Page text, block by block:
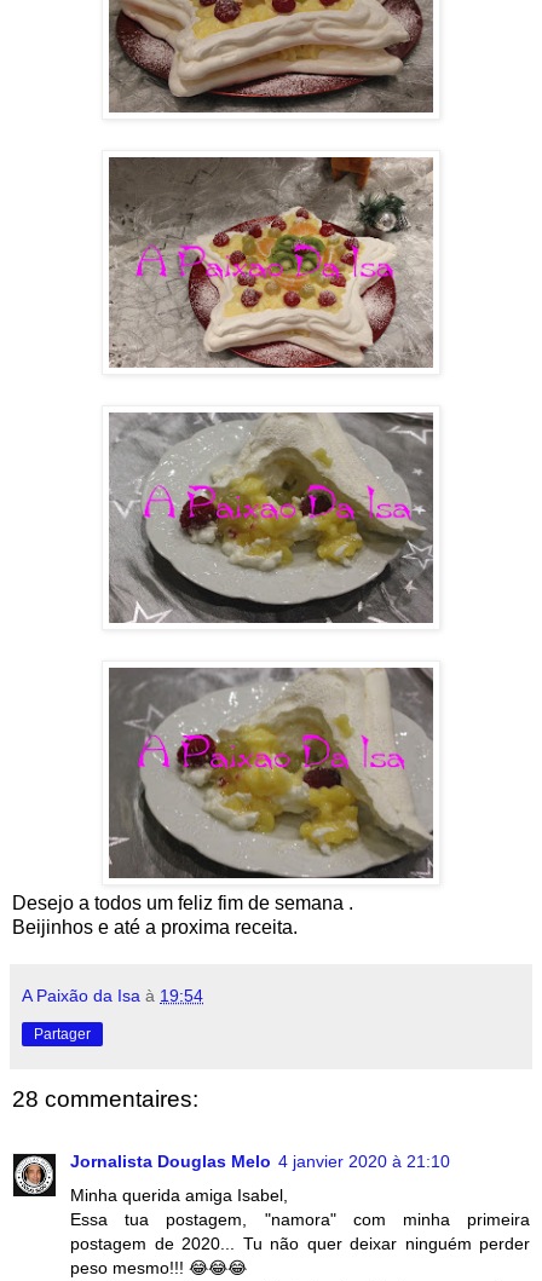
Desejo a todos um feliz fim de semana .
Beijinhos e até a proxima receita.
A Paixão da Isa à 19:54
Partager
28 commentaires:
Jornalista Douglas Melo 4 janvier 2020 à 21:10
Minha querida amiga Isabel,
Essa tua postagem, "namora" com minha primeira
postagem de 2020... Tu não quer deixar ninguém perder
peso mesmo!!! 😂😂😂